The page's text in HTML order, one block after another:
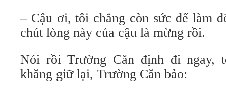
– Cậu ơi, tôi chẳng còn sức để làm
chút lòng này của cậu là mừng rồi.
Nói rồi Trường Căn định đi ngay,
khăng giữ lại, Trường Căn bảo: